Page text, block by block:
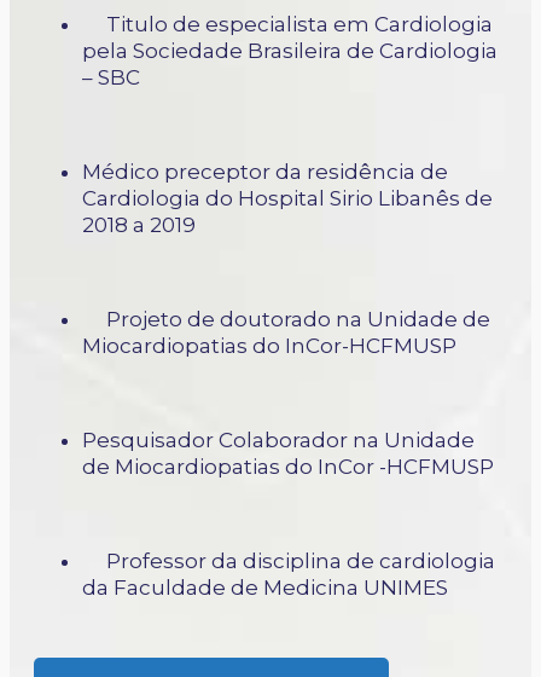
Titulo de especialista em Cardiologia
pela Sociedade Brasileira de Cardiologia
– SBC
Médico preceptor da residência de
Cardiologia do Hospital Sirio Libanês de
2018 a 2019
Projeto de doutorado na Unidade de
Miocardiopatias do InCor-HCFMUSP
Pesquisador Colaborador na Unidade
de Miocardiopatias do InCor -HCFMUSP
Professor da disciplina de cardiologia
da Faculdade de Medicina UNIMES